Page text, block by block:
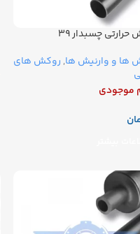
چسبدار ۳۹
ها و وارنیش ها, روکش های
موجودی